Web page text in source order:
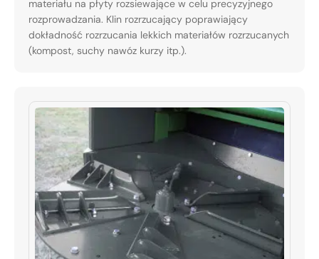
materiału na płyty rozsiewające w celu precyzyjnego
rozprowadzania. Klin rozrzucający poprawiający
dokładność rozrzucania lekkich materiałów rozrzucanych
(kompost, suchy nawóz kurzy itp.).